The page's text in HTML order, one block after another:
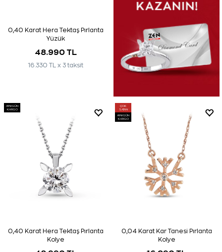
0,40 Karat Hera Tektaş Pırlanta
Yüzük
48.990 TL
16.330 TL x 3 taksit
AYNI GÜN
KARGO
0,40 Karat Hera Tektaş Pırlanta
Kolye
ÇOK
SATAN
AYNI GÜN
KARGO
0,04 Karat Kar Tanesi Pırlanta
Kolye